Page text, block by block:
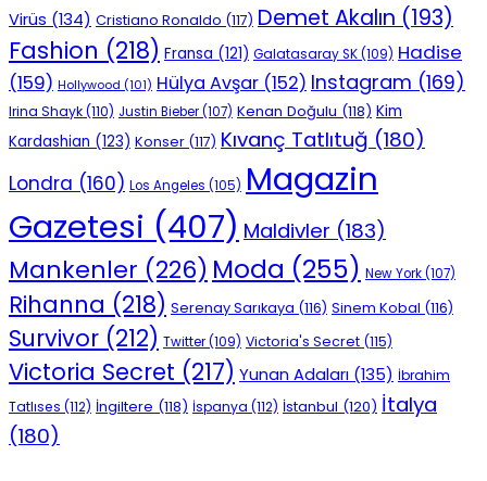
Virüs (134) Cristiano Ronaldo (117) Demet Akalın (193)
Fashion (218) Fransa (121) Galatasaray SK(109) Hadise
(159) Hollywood (101) Hülya Avşar (152) Instagram (169)
Irina Shayk(110) Justin Bieber(107) Kenan Doğulu (118) Kim
Kardashian (123) Konser (117) Kıvanç Tatlıtuğ (180)
Londra (160) Los Angeles (105) Magazin
Gazetesi (407) Maldivler (183)
Mankenler (226) Moda (255) New York(107)
Rihanna (218) Serenay Sarıkaya (116) Sinem Kobal (116)
Survivor (212) Twitter(109) Victoria's Secret (115)
Victoria Secret (217) Yunan Adaları (135) İbrahim
Tatlıses (112) İngiltere (118) İspanya (112) İstanbul (120) İtalya
(180)